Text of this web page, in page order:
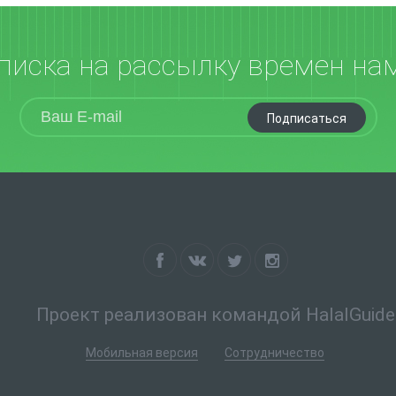
на рассылку времен
Подписаться
Проект реализован командой HalalGuide
Мобильная версия Сотрудничество